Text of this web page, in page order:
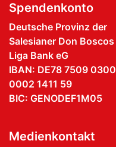
Spendenkonto
Deutsche Provinz der
Salesianer Don Boscos
Liga Bank eG
IBAN: DE78 7509 0300
0002 1411 59
BIC: GENODEF1M05
Medienkontakt